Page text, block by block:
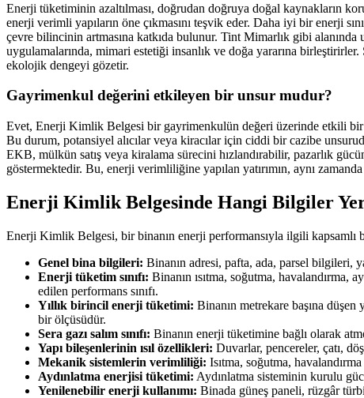
Enerji tüketiminin azaltılması, doğrudan doğruya doğal kaynakların
enerji verimli yapıların öne çıkmasını teşvik eder. Daha iyi bir enerji
çevre bilincinin artmasına katkıda bulunur. Tint Mimarlık gibi
uygulamalarında, mimari estetiği insanlık ve doğa yararına
ekolojik dengeyi gözetir.
Gayrimenkul değerini etkileyen bir unsur mudur?
Evet, Enerji Kimlik Belgesi bir gayrimenkulün değeri üzerinde etkili bir
Bu durum, potansiyel alıcılar veya kiracılar için ciddi bir cazibe
EKB, mülkün satış veya kiralama sürecini hızlandırabilir, pazarlık
göstermektedir. Bu, enerji verimliliğine yapılan yatırımın, aynı
Enerji Kimlik Belgesinde Hangi Bilgiler
Enerji Kimlik Belgesi, bir binanın enerji performansıyla ilgili kapsamlı
Genel bina bilgileri: Binanın adresi, pafta, ada, parsel bilgileri,
Enerji tüketim sınıfı: Binanın ısıtma, soğutma,
edilen performans sınıfı.
Yıllık birincil enerji tüketimi: Binanın metrekare başına
bir ölçüsüdür.
Sera gazı salım sınıfı: Binanın enerji tüketimine bağlı olarak
Yapı bileşenlerinin ısıl özellikleri: Duvarlar, pencereler, çatı,
Mekanik sistemlerin verimliliği: Isıtma, soğutma,
Aydınlatma enerjisi tüketimi: Aydınlatma sisteminin kurulu
Yenilenebilir enerji kullanımı: Binada güneş paneli, rüzgâr